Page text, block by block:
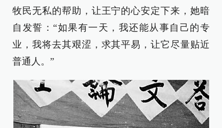
牧民无私的帮助，让王宁的心安定下来，她暗
自发誓：“如果有一天，我还能从事自己的专
业，我将去其艰涩，求其平易，让它尽量贴近
普通人。”